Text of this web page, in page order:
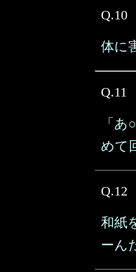
Q.10
体に
Q.11
「
めて
Q.12
和紙
ーん